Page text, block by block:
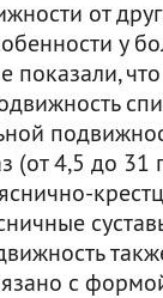
от
у
что
(от 4,5 до 31
с